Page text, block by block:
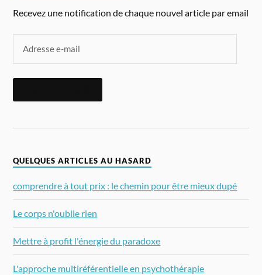
Recevez une notification de chaque nouvel article par email
QUELQUES ARTICLES AU HASARD
comprendre à tout prix : le chemin pour être mieux dupé
Le corps n'oublie rien
Mettre à profit l'énergie du paradoxe
L'approche multiréférentielle en psychothérapie